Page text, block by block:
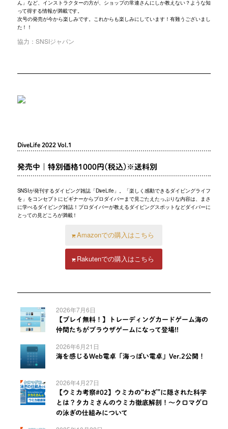
ん」など、インストラクターの方が、ショップの常連さんにしか教えない？ような知
って得する情報が満載です。
次号の発売が今から楽しみです。これからも楽しみにしています！有難うございまし
た！！
協力：SNSIジャパン
DiveLife 2022 Vol.1
発売中｜特別価格1000円(税込)※送料別
SNSIが発刊するダイビング雑誌「DiveLife」。「楽しく感動できるダイビングライフ
を」をコンセプトにビギナーからプロダイバーまで見ごたえたっぷりな内容は、まさ
に学べるダイビング雑誌！プロダイバーが教えるダイビングスポットなどダイバーに
とっての見どころが満載！
Amazonでの購入はこちら
Rakutenでの購入はこちら
2026年7月6日
【プレイ無料！】トレーディングカードゲーム海の
仲間たちがブラウザゲームになって登場!!
2026年6月21日
海を感じるWeb電卓「海っぽい電卓」Ver.2公開！
2026年4月27日
【ウミカ考察#02】ウミカの“わざ”に隠された科学
とは？タカミさんのウミカ徹底解剖！～クロマグロ
の泳ぎの仕組みについて